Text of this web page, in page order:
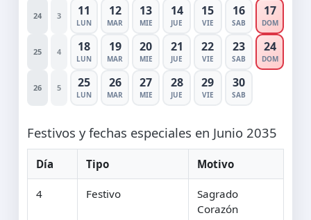
24 3 11
LUN
12
MAR
13
MIE
14
JUE
15
VIE
16
SAB
17
DOM
25 4 18
LUN
19
MAR
20
MIE
21
JUE
22
VIE
23
SAB
24
DOM
26 5 25
LUN
26
MAR
27
MIE
28
JUE
29
VIE
30
SAB
Festivos y fechas especiales en Junio 2035
Día Tipo Motivo
4 Festivo
Sagrado
Corazón